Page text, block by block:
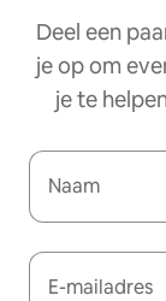
Deel een
je op om
je te
Naam
E-mailadres